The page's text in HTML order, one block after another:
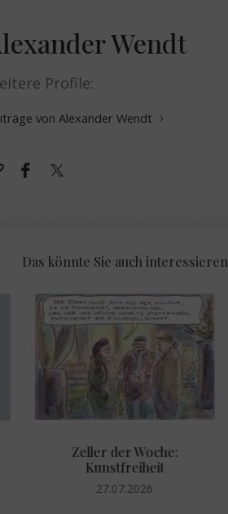
Wendt
Profile:
von Alexander Wendt
Das könnte Sie auch interessieren
Zeller der Woche:
Kunstfreiheit
27.07.2026